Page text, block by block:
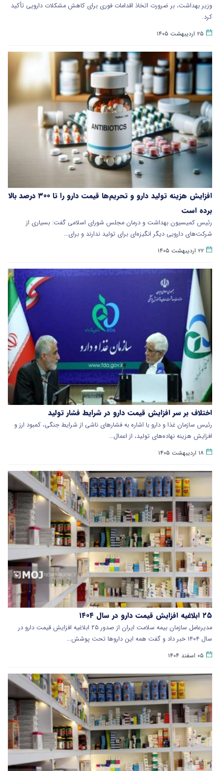
وزیر بهداشت، بر ضرورت اتخاذ اقدامات فوری برای کاهش مشکلات دارویی تأکید
کرد.
۲۵ اردیبهشت ۱۴۰۵
افزایش هزینه تولید دارو و تحریم‌ها قیمت دارو را تا ۳۰۰ درصد بالا
برده است
رئیس کمیسیون بهداشت و درمان مجلس شورای اسلامی گفت: بسیاری از
شرکت‌های دارویی دیگر انگیزه‌ای برای تولید ندارند و برای…
۲۲ اردیبهشت ۱۴۰۵
اختلاف بر سر افزایش قیمت دارو در شرایط فشار تولید
رئیس سازمان غذا و دارو با اشاره به فشارهای ناشی از شرایط جنگی، کمبود ارز و
افزایش هزینه نهاده‌های تولید، از اعمال…
۱۸ اردیبهشت ۱۴۰۵
۲۵ ابلاغیه افزایش قیمت دارو در سال ۱۴۰۴
مدیرعامل سازمان بیمه سلامت ایران از صدور ۲۵ ابلاغیه افزایش قیمت دارو در
سال ۱۴۰۴ خبر داد و گفت همه این داروها تحت پوشش…
۰۵ اسفند ۱۴۰۴